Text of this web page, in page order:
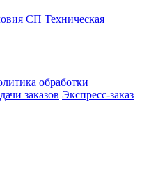
СП Техническая
обработки
заказов Экспресс-заказ